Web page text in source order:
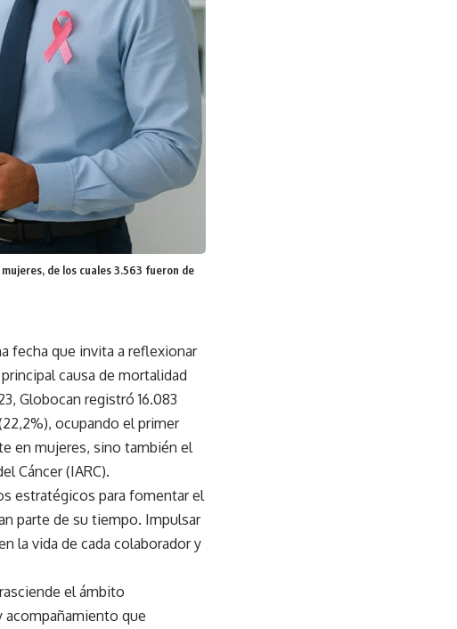
de los cuales 3.563 fueron de
fecha que invita a reflexionar
causa de mortalidad
Globocan registró 16.083
ocupando el primer
en mujeres, sino también el
Cáncer (IARC).
estratégicos para fomentar el
parte de su tiempo. Impulsar
la vida de cada colaborador y
el ámbito
acompañamiento que